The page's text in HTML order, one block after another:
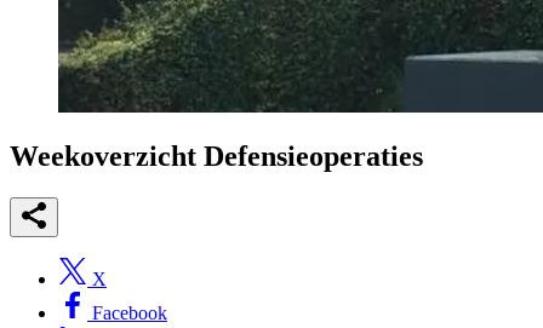
Weekoverzicht Defensieoperaties
X
Facebook